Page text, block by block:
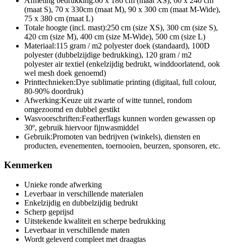
(maat S), 70 x 330cm (maat M), 90 x 300 cm (maat M-Wide),
75 x 380 cm (maat L)
Totale hoogte (incl. mast):250 cm (size XS), 300 cm (size S),
420 cm (size M), 400 cm (size M-Wide), 500 cm (size L)
Materiaal:115 gram / m2 polyester doek (standaard), 100D
polyester (dubbelzijdige bedrukking), 120 gram / m2
polyester air textiel (enkelzijdig bedrukt, winddoorlatend, ook
wel mesh doek genoemd)
Printtechnieken:Dye sublimatie printing (digitaal, full colour,
80-90% doordruk)
Afwerking:Keuze uit zwarte of witte tunnel, rondom
omgezoomd en dubbel gestikt
Wasvoorschriften:Featherflags kunnen worden gewassen op
30º, gebruik hiervoor fijnwasmiddel
Gebruik:Promoten van bedrijven (winkels), diensten en
producten, evenementen, toernooien, beurzen, sponsoren, etc.
Kenmerken
Unieke ronde afwerking
Leverbaar in verschillende materialen
Enkelzijdig en dubbelzijdig bedrukt
Scherp geprijsd
Uitstekende kwaliteit en scherpe bedrukking
Leverbaar in verschillende maten
Wordt geleverd compleet met draagtas